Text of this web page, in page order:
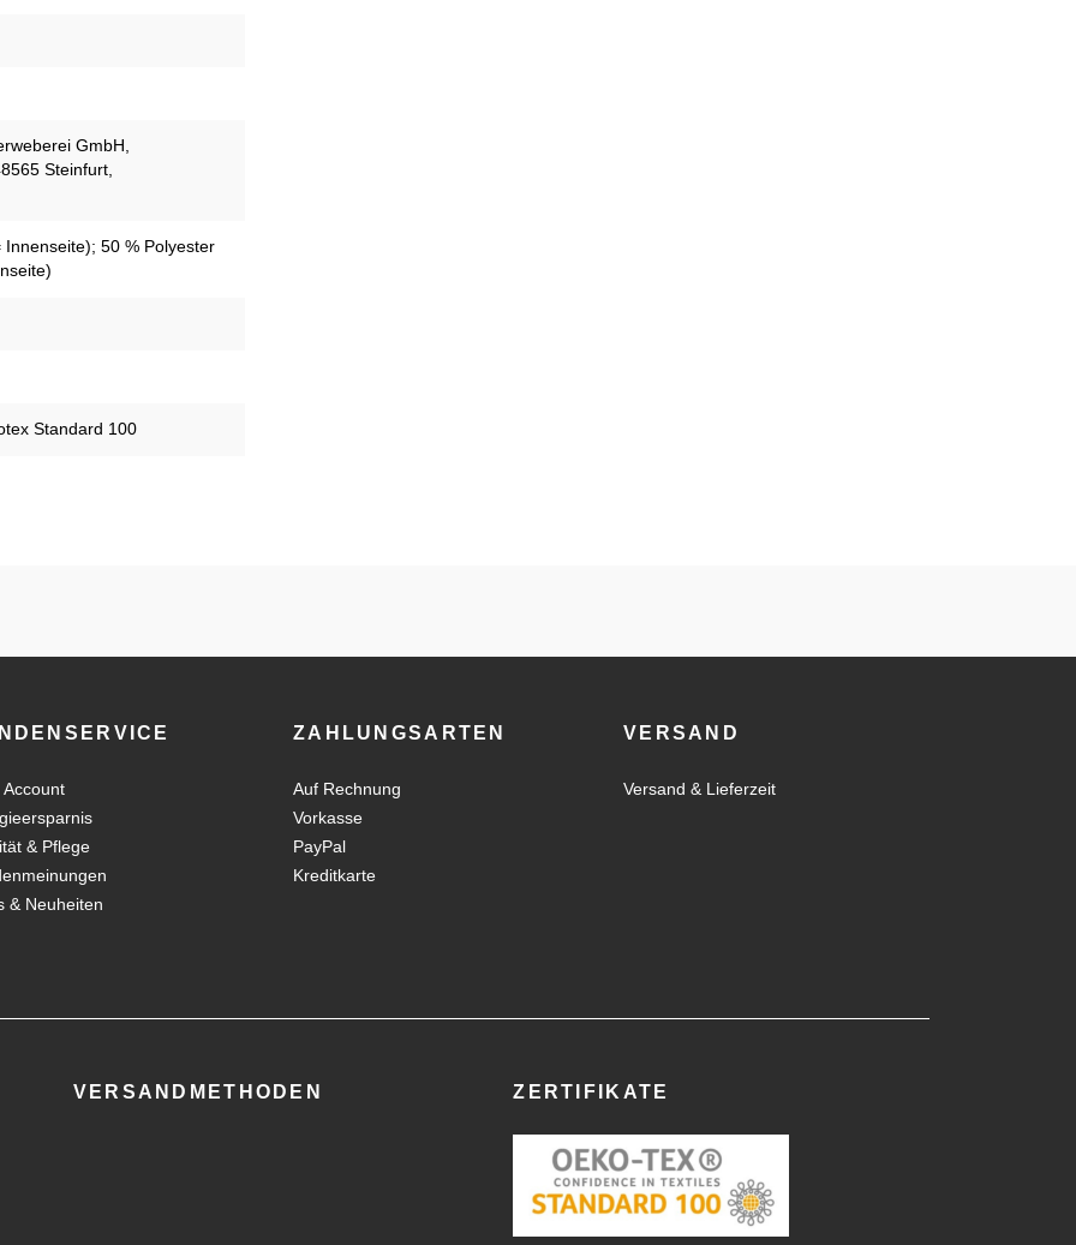
GmbH,
Steinfurt,
Innenseite); 50 % Polyester
Standard 100
Account
& Pflege
& Neuheiten
ZAHLUNGSARTEN
Auf Rechnung
Vorkasse
PayPal
Kreditkarte
VERSAND
Versand & Lieferzeit
VERSANDMETHODEN ZERTIFIKATE